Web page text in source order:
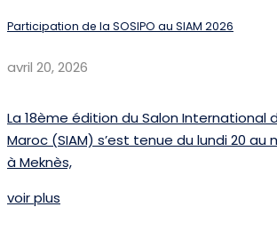
Participation de la SOSIPO au SIAM 2026
avril 20, 2026
La 18ème édition du Salon International
Maroc (SIAM) s’est tenue du lundi 20 au
à Meknès,
voir plus